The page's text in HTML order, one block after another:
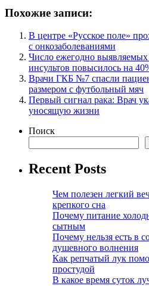
Похожие записи:
В центре «Русское поле»
с онкозаболеваниями
Число ежегодно
инсультов повысилось на
Врачи ГКБ №7 спасли
размером с футбольный мяч
Первый сигнал рака: Врач
уносящую жизни
Поиск
Recent Posts
Чем полезен легкий
крепкого сна
Почему питание
сытным
Почему нельзя есть в
душевного волнения
Как репчатый лук
простудой
В какое время суток